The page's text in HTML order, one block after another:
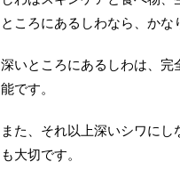
ところにあるしわなら、かな
深いところにあるしわは、
能です。
また、それ以上深いシワに
も大切です。